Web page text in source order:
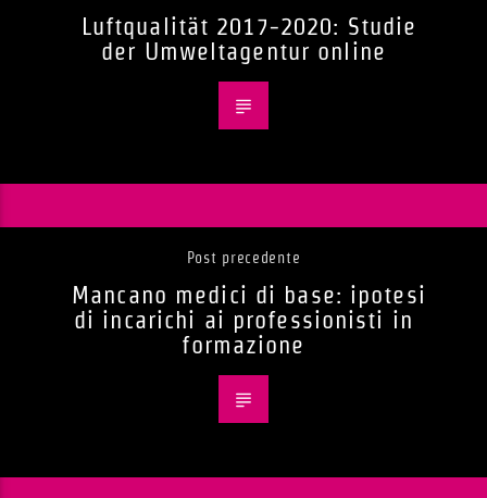
Luftqualität 2017-2020: Studie
der Umweltagentur online
Post precedente
Mancano medici di base: ipotesi
di incarichi ai professionisti in
formazione